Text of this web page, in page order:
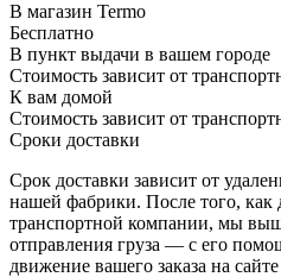
В магазин Termo
Бесплатно
В пункт выдачи в вашем городе
Стоимость зависит от
К вам домой
Стоимость зависит от
Сроки доставки
Срок доставки зависит от
нашей фабрики. После того, как
транспортной компании, мы
отправления груза — с его
движение вашего заказа на